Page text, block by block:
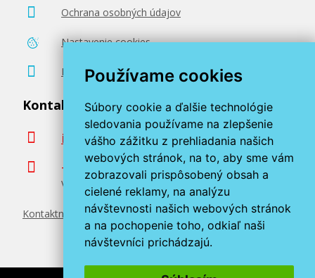
Používame cookies
Súbory cookie a ďalšie technológie
sledovania používame na zlepšenie
vášho zážitku z prehliadania našich
webových stránok, na to, aby sme vám
zobrazovali prispôsobený obsah a
cielené reklamy, na analýzu
návštevnosti našich webových stránok
a na pochopenie toho, odkiaľ naši
návštevníci prichádzajú.
Ochrana osobných údajov
Nastavenie cookies
Poradenstvo zadarmo
Kontaktujte nás
info@miroluk.sk
+420 377 222 313
Volajte v pracovné dni od 8. do 17. hod.
Kontaktné údaje